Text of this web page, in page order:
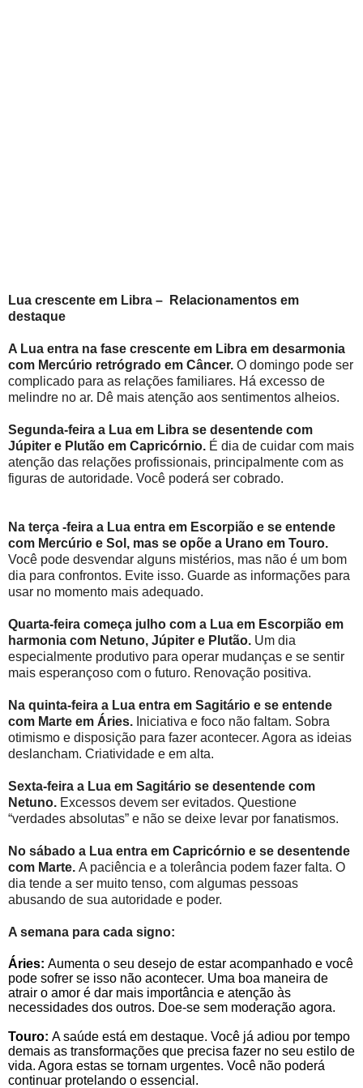
Lua crescente em Libra –
Relacionamentos em
destaque
A Lua entra na fase crescente em Libra em desarmonia
com Mercúrio retrógrado em Câncer. O domingo pode ser
complicado para as relações familiares. Há excesso de
melindre no ar. Dê mais atenção aos sentimentos alheios.
Segunda-feira a Lua em Libra se desentende com
Júpiter e Plutão em Capricórnio. É dia de cuidar com mais
atenção das relações profissionais, principalmente com as
figuras de autoridade. Você poderá ser cobrado.
Na terça -feira a Lua entra em Escorpião e se entende
com Mercúrio e Sol, mas se opõe a Urano em Touro.
Você pode desvendar alguns mistérios, mas não é um bom
dia para confrontos. Evite isso. Guarde as informações para
usar no momento mais adequado.
Quarta-feira começa julho com a Lua em Escorpião em
harmonia com Netuno, Júpiter e Plutão. Um dia
especialmente produtivo para operar mudanças e se sentir
mais esperançoso com o futuro. Renovação positiva.
Na quinta-feira a Lua entra em Sagitário e se entende
com Marte em Áries. Iniciativa e foco não faltam. Sobra
otimismo e disposição para fazer acontecer. Agora as ideias
deslancham. Criatividade e em alta.
Sexta-feira a Lua em Sagitário se desentende com
Netuno. Excessos devem ser evitados. Questione
“verdades absolutas” e não se deixe levar por fanatismos.
No sábado a Lua entra em Capricórnio e se desentende
com Marte. A paciência e a tolerância podem fazer falta. O
dia tende a ser muito tenso, com algumas pessoas
abusando de sua autoridade e poder.
A semana para cada signo:
Áries: Aumenta o seu desejo de estar acompanhado e você
pode sofrer se isso não acontecer. Uma boa maneira de
atrair o amor é dar mais importância e atenção às
necessidades dos outros. Doe-se sem moderação agora.
Touro: A saúde está em destaque. Você já adiou por tempo
demais as transformações que precisa fazer no seu estilo de
vida. Agora estas se tornam urgentes. Você não poderá
continuar protelando o essencial.